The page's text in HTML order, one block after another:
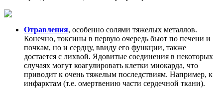
Отравления, особенно солями тяжелых металлов.
Конечно, токсины в первую очередь бьют по печени и
почкам, но и сердцу, ввиду его функции, также
достается с лихвой. Ядовитые соединения в некоторых
случаях могут коагулировать клетки миокарда, что
приводит к очень тяжелым последствиям. Например, к
инфарктам (т.е. омертвению части сердечной ткани).